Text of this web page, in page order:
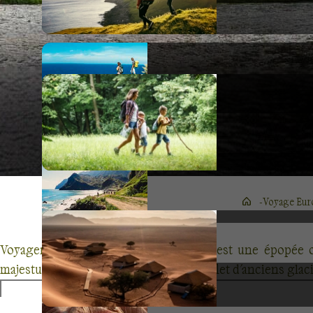
Voyage
Voyager en famille à travers l'Europe est une
majestueuses échancrures bleu-vert, reflet d'anciens
des gladiateurs à une réalité chargée d'histoire.
activités de plein air. L'Europe, riche par son